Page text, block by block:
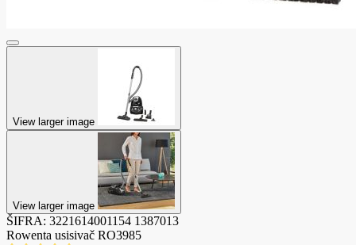
View larger image
View larger image
ŠIFRA: 3221614001154 1387013
Rowenta usisivač RO3985